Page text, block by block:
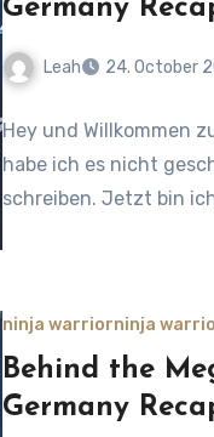
Germany
Leah 24. October
1
Comment
Hey und Willkommen
habe ich es nicht
schreiben. Jetzt bin
ninja warriorninja
Behind the
Germany